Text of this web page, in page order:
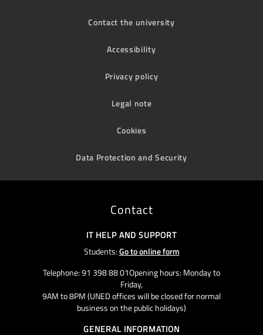
Contact the university
Accessibility
Privacy policy
Legal note
Cookies
Data Protection and Security
Contact
IT HELP AND SUPPORT
Students:Go to online form
Telephone: 91 398 88 01Opening hours: Monday to
Friday,
9AM to 8PM (UNED offices will be closed for normal
business on the public holidays)
GENERAL INFORMATION